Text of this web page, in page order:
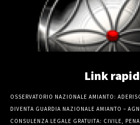
Link
OSSERVATORIO NAZIONALE AMIANTO:
DIVENTA GUARDIA NAZIONALE AMIANTO – AGN
CONSULENZA LEGALE GRATUITA: CIVILE,